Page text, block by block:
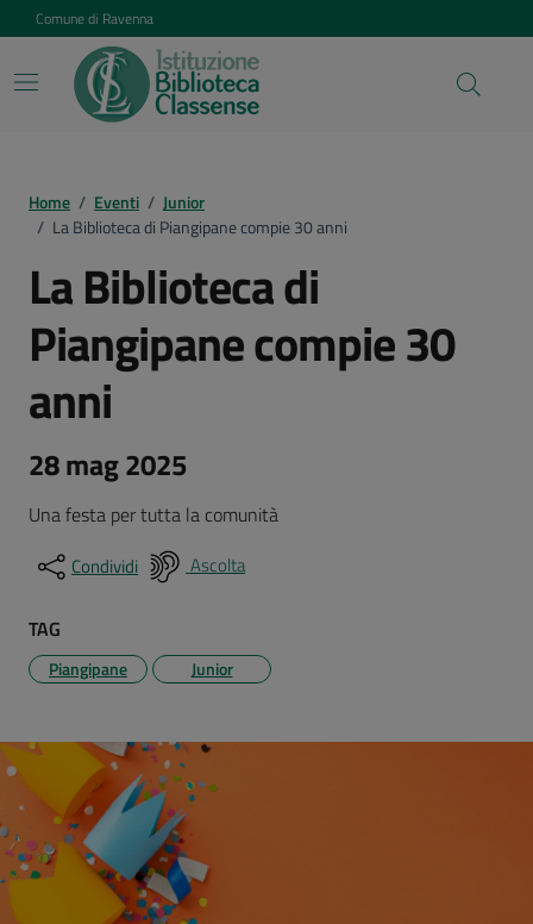
Vai ai contenuti
Vai al footer
Comune di Ravenna
Home / Eventi / Junior
/ La Biblioteca di Piangipane compie 30 anni
La Biblioteca di
Piangipane compie 30
anni
28 mag 2025
Una festa per tutta la comunità
Condividi Ascolta
TAG
Piangipane Junior